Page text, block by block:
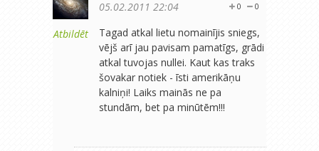
Atbildēt
0
0
05.02.2011 22:04
Tagad atkal lietu nomainījis sniegs,
vējš arī jau pavisam pamatīgs, grādi
atkal tuvojas nullei. Kaut kas traks
šovakar notiek - īsti amerikāņu
kalniņi! Laiks mainās ne pa
stundām, bet pa minūtēm!!!